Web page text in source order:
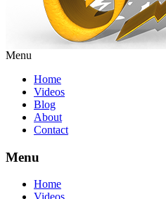
Menu
Home
Videos
Blog
About
Contact
Menu
Home